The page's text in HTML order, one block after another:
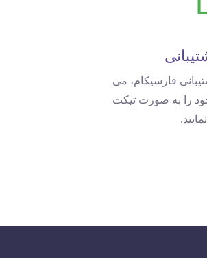
فارسیکام، می
را به صورت تیکت